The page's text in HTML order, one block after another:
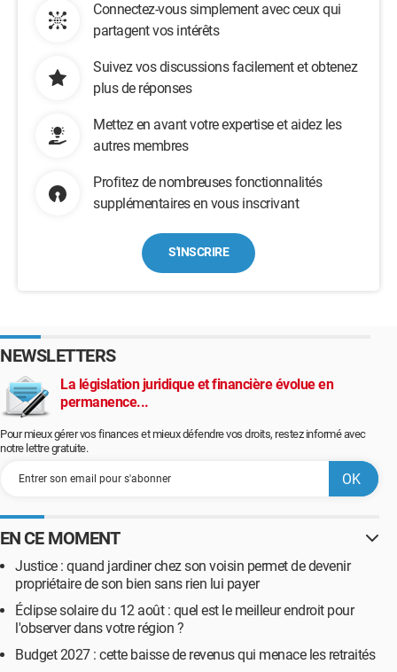
Connectez-vous simplement avec ceux qui
partagent vos intérêts
Suivez vos discussions facilement et obtenez
plus de réponses
Mettez en avant votre expertise et aidez les
autres membres
Profitez de nombreuses fonctionnalités
supplémentaires en vous inscrivant
S'INSCRIRE
NEWSLETTERS
La législation juridique et financière évolue en
permanence...
Pour mieux gérer vos finances et mieux défendre vos droits, restez informé avec
notre lettre gratuite.
EN CE MOMENT
Justice : quand jardiner chez son voisin permet de devenir
propriétaire de son bien sans rien lui payer
Éclipse solaire du 12 août : quel est le meilleur endroit pour
l'observer dans votre région ?
Budget 2027 : cette baisse de revenus qui menace les retraités